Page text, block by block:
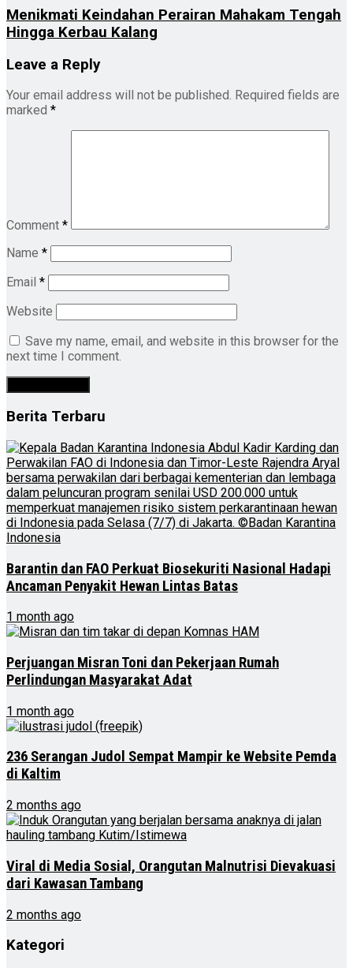
Menikmati Keindahan Perairan Mahakam Tengah
Hingga Kerbau Kalang
Leave a Reply
Your email address will not be published. Required fields are
marked *
Comment *
Name *
Email *
Website
Save my name, email, and website in this browser for the
next time I comment.
Berita Terbaru
Barantin dan FAO Perkuat Biosekuriti Nasional Hadapi
Ancaman Penyakit Hewan Lintas Batas
1 month ago
Perjuangan Misran Toni dan Pekerjaan Rumah
Perlindungan Masyarakat Adat
1 month ago
236 Serangan Judol Sempat Mampir ke Website Pemda
di Kaltim
2 months ago
Viral di Media Sosial, Orangutan Malnutrisi Dievakuasi
dari Kawasan Tambang
2 months ago
Kategori